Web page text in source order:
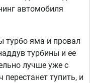
автомобиля
турбо яма и провал
турбины и ее
лучше уже с
тупить, и